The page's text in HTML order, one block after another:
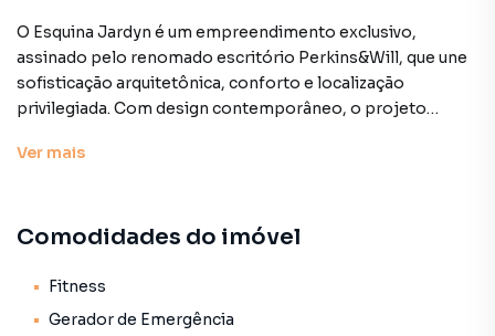
O Esquina Jardyn é um empreendimento exclusivo,
assinado pelo renomado escritório Perkins&Will, que une
sofisticação arquitetônica, conforto e localização
privilegiada. Com design contemporâneo, o projeto
proposta moderna e acolhedora.
bairro Jardins, você estará cercado por alta gastronomia,
bairros mais desejados de São Paulo, onde cultura, lazer e
conveniência estão sempre por perto.
Ver mais
Comodidades do imóvel
Fitness
Gerador de Emergência